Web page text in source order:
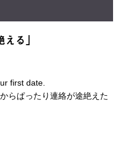
る」
first date.
らぱったり連絡が途絶えた